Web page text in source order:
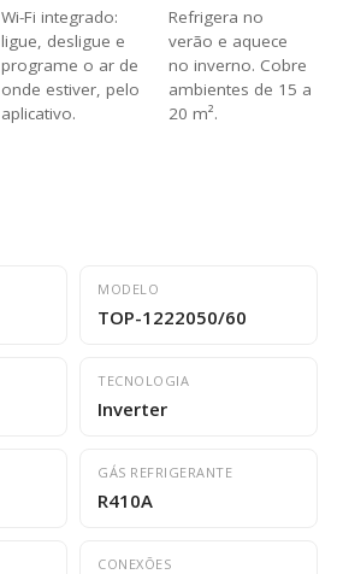
Wi-Fi integrado:
ligue, desligue e
programe o ar de
onde estiver, pelo
aplicativo.
Refrigera no
verão e aquece
no inverno. Cobre
ambientes de 15 a
20 m².
MODELO
TOP-1222050/60
TECNOLOGIA
Inverter
GÁS REFRIGERANTE
R410A
CONEXÕES